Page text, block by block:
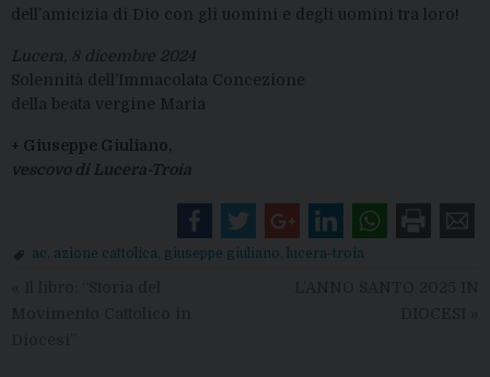
dell’amicizia di Dio con gli uomini e degli uomini tra loro!
Lucera, 8 dicembre 2024
Solennità dell’Immacolata Concezione
della beata vergine Maria
+ Giuseppe Giuliano,
vescovo di Lucera-Troia
ac azione cattolica giuseppe giuliano lucera-troia